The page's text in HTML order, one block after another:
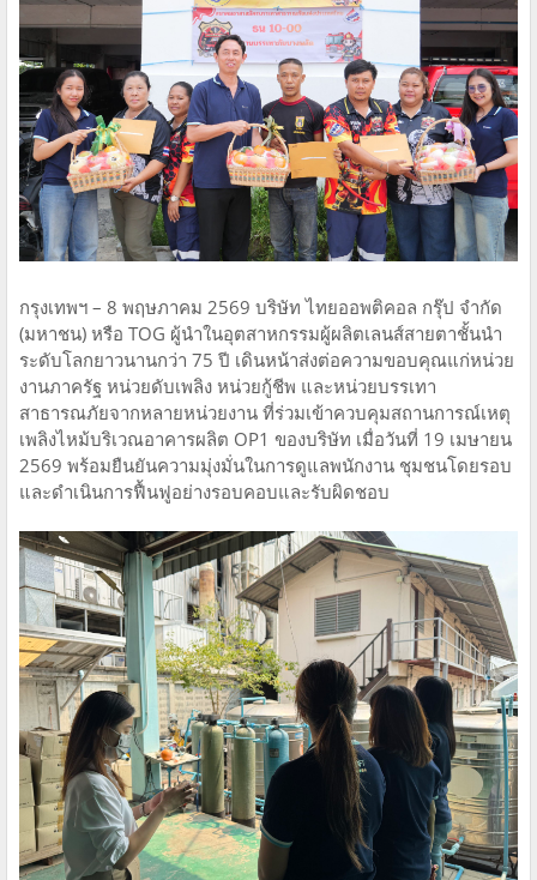
กรุงเทพฯ – 8 พฤษภาคม 2569 บริษัท ไทยออพติคอล กรุ๊ป จำกัด
(มหาชน) หรือ TOG ผู้นำในอุตสาหกรรมผู้ผลิตเลนส์สายตาชั้นนำ
ระดับโลกยาวนานกว่า 75 ปี เดินหน้าส่งต่อความขอบคุณแก่หน่วย
งานภาครัฐ หน่วยดับเพลิง หน่วยกู้ชีพ และหน่วยบรรเทา
สาธารณภัยจากหลายหน่วยงาน ที่ร่วมเข้าควบคุมสถานการณ์เหตุ
เพลิงไหม้บริเวณอาคารผลิต OP1 ของบริษัท เมื่อวันที่ 19 เมษายน
2569 พร้อมยืนยันความมุ่งมั่นในการดูแลพนักงาน ชุมชนโดยรอบ
และดำเนินการฟื้นฟูอย่างรอบคอบและรับผิดชอบ